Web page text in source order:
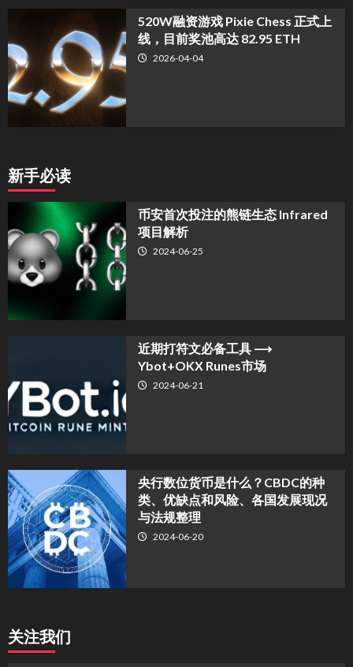
520W融资游戏 Pixie Chess 正式上
线，目前奖池高达 82.95 ETH
2026-04-04
新手必读
币安首次投注的熊链生态 Infrared
项目解析
2024-06-25
近期打符文必备工具 ⟶
Ybot+OKX Runes市场
2024-06-21
央行数位货币是什么？CBDC的种
类、优缺点和风险、各国发展现况
与法规整理
2024-06-20
关注我们